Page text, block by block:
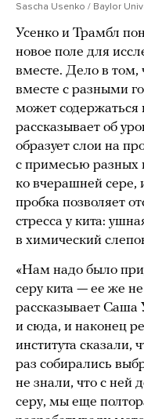
Sascha Usenko / Baylor
Усенко и Трамбл
новое поле для
вместе. Дело в том,
вместе с разными
может содержаться
рассказывает об
образует слои на
с примесью разных
ко вчерашней сере,
пробка позволяет
стресса у кита:
в химический
«Нам надо было
серу кита — ее же
рассказывает
и сюда, и наконец
института сказали,
раз собирались
не знали, что с ней
серу, мы еще